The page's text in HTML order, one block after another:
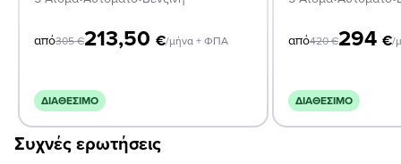
από305€213,50 €/μήνα + ΦΠΑ
ΔΙΑΘΈΣΙΜΟ
από420€294 €/
ΔΙΑΘΈΣΙΜΟ
Συχνές ερωτήσεις